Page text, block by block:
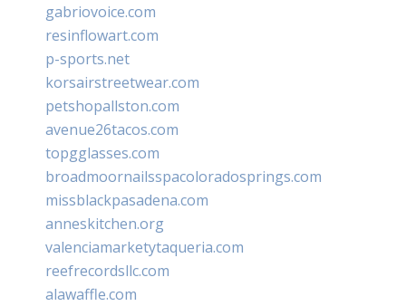
gabriovoice.com
resinflowart.com
p-sports.net
korsairstreetwear.com
petshopallston.com
avenue26tacos.com
topgglasses.com
broadmoornailsspacoloradosprings.com
missblackpasadena.com
anneskitchen.org
valenciamarketytaqueria.com
reefrecordsllc.com
alawaffle.com